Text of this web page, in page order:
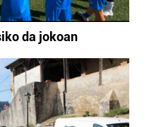
da jokoan